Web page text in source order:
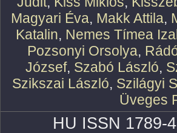
Magyari Éva, Makk Attila,
Katalin, Nemes Tímea
Pozsonyi Orsolya,
József, Szabó László,
Szikszai László, Szilágyi
Üveges
HU ISSN 1789-